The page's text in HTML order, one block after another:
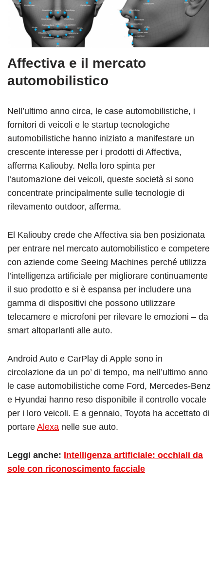
Affectiva e il mercato
automobilistico
Nell’ultimo anno circa, le case automobilistiche, i
fornitori di veicoli e le startup tecnologiche
automobilistiche hanno iniziato a manifestare un
crescente interesse per i prodotti di Affectiva,
afferma Kaliouby. Nella loro spinta per
l’automazione dei veicoli, queste società si sono
concentrate principalmente sulle tecnologie di
rilevamento outdoor, afferma.
El Kaliouby crede che Affectiva sia ben posizionata
per entrare nel mercato automobilistico e competere
con aziende come Seeing Machines perché utilizza
l’intelligenza artificiale per migliorare continuamente
il suo prodotto e si è espansa per includere una
gamma di dispositivi che possono utilizzare
telecamere e microfoni per rilevare le emozioni – da
smart altoparlanti alle auto.
Android Auto e CarPlay di Apple sono in
circolazione da un po’ di tempo, ma nell’ultimo anno
le case automobilistiche come Ford, Mercedes-Benz
e Hyundai hanno reso disponibile il controllo vocale
per i loro veicoli. E a gennaio, Toyota ha accettato di
portare Alexa nelle sue auto.
Leggi anche: Intelligenza artificiale: occhiali da
sole con riconoscimento facciale